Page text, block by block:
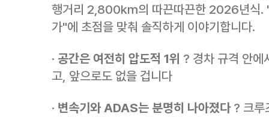
행거리 2,800km의 따끈따끈한 2026년식.
가"에 초점을 맞춰 솔직하게 이야기합니다.
· 공간은 여전히 압도적 1위 ? 경차 규격 안에
고, 앞으로도 없을 겁니다
· 변속기와 ADAS는 분명히 나아졌다? 크루